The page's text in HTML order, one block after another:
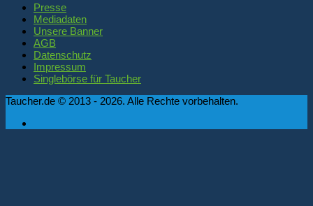
Presse
Mediadaten
Unsere Banner
AGB
Datenschutz
Impressum
Singlebörse für Taucher
Taucher.de © 2013 - 2026. Alle Rechte vorbehalten.